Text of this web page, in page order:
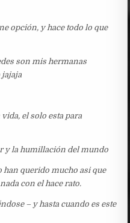
opción, y hace todo lo que
son mis hermanas
jajaja
el solo esta para
y la humillación del mundo
han querido mucho asi que
con el hace rato.
– y hasta cuando es este